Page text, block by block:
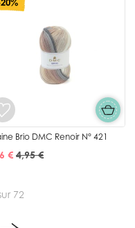
Brio DMC Renoir N° 421
€ 4,95 €
72